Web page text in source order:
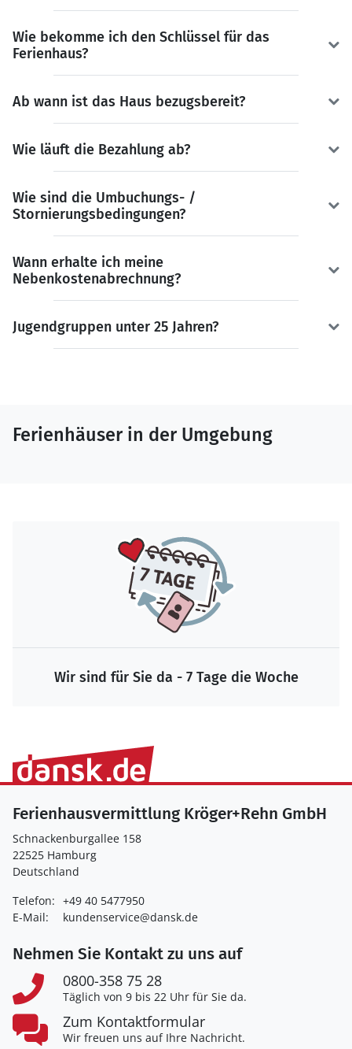
Wie bekomme ich den Schlüssel für das
Ferienhaus?
Ab wann ist das Haus bezugsbereit?
Wie läuft die Bezahlung ab?
Wie sind die Umbuchungs- /
Stornierungsbedingungen?
Wann erhalte ich meine
Nebenkostenabrechnung?
Jugendgruppen unter 25 Jahren?
Ferienhäuser in der Umgebung
Wir sind für Sie da - 7 Tage die Woche
Ferienhausvermittlung Kröger+Rehn GmbH
Schnackenburgallee 158
22525 Hamburg
Deutschland
Telefon: +49 40 5477950
E-Mail:
kundenservice@dansk.de
Nehmen Sie Kontakt zu uns auf
0800-358 75 28
Täglich von 9 bis 22 Uhr für Sie da.
Zum Kontaktformular
Wir freuen uns auf Ihre Nachricht.